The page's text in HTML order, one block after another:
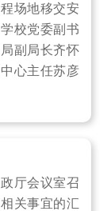
场地移交安
校党委副书
副局长齐怀
心主任苏彦
厅会议室召
关事宜的汇